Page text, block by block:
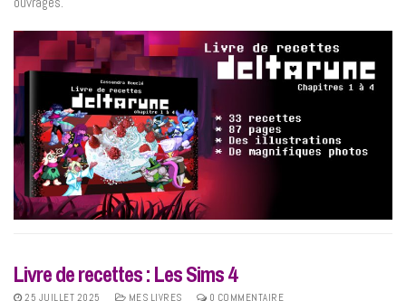
Livre de recettes : Les Sims 4
25 JUILLET 2025 MES LIVRES 0 COMMENTAIRE